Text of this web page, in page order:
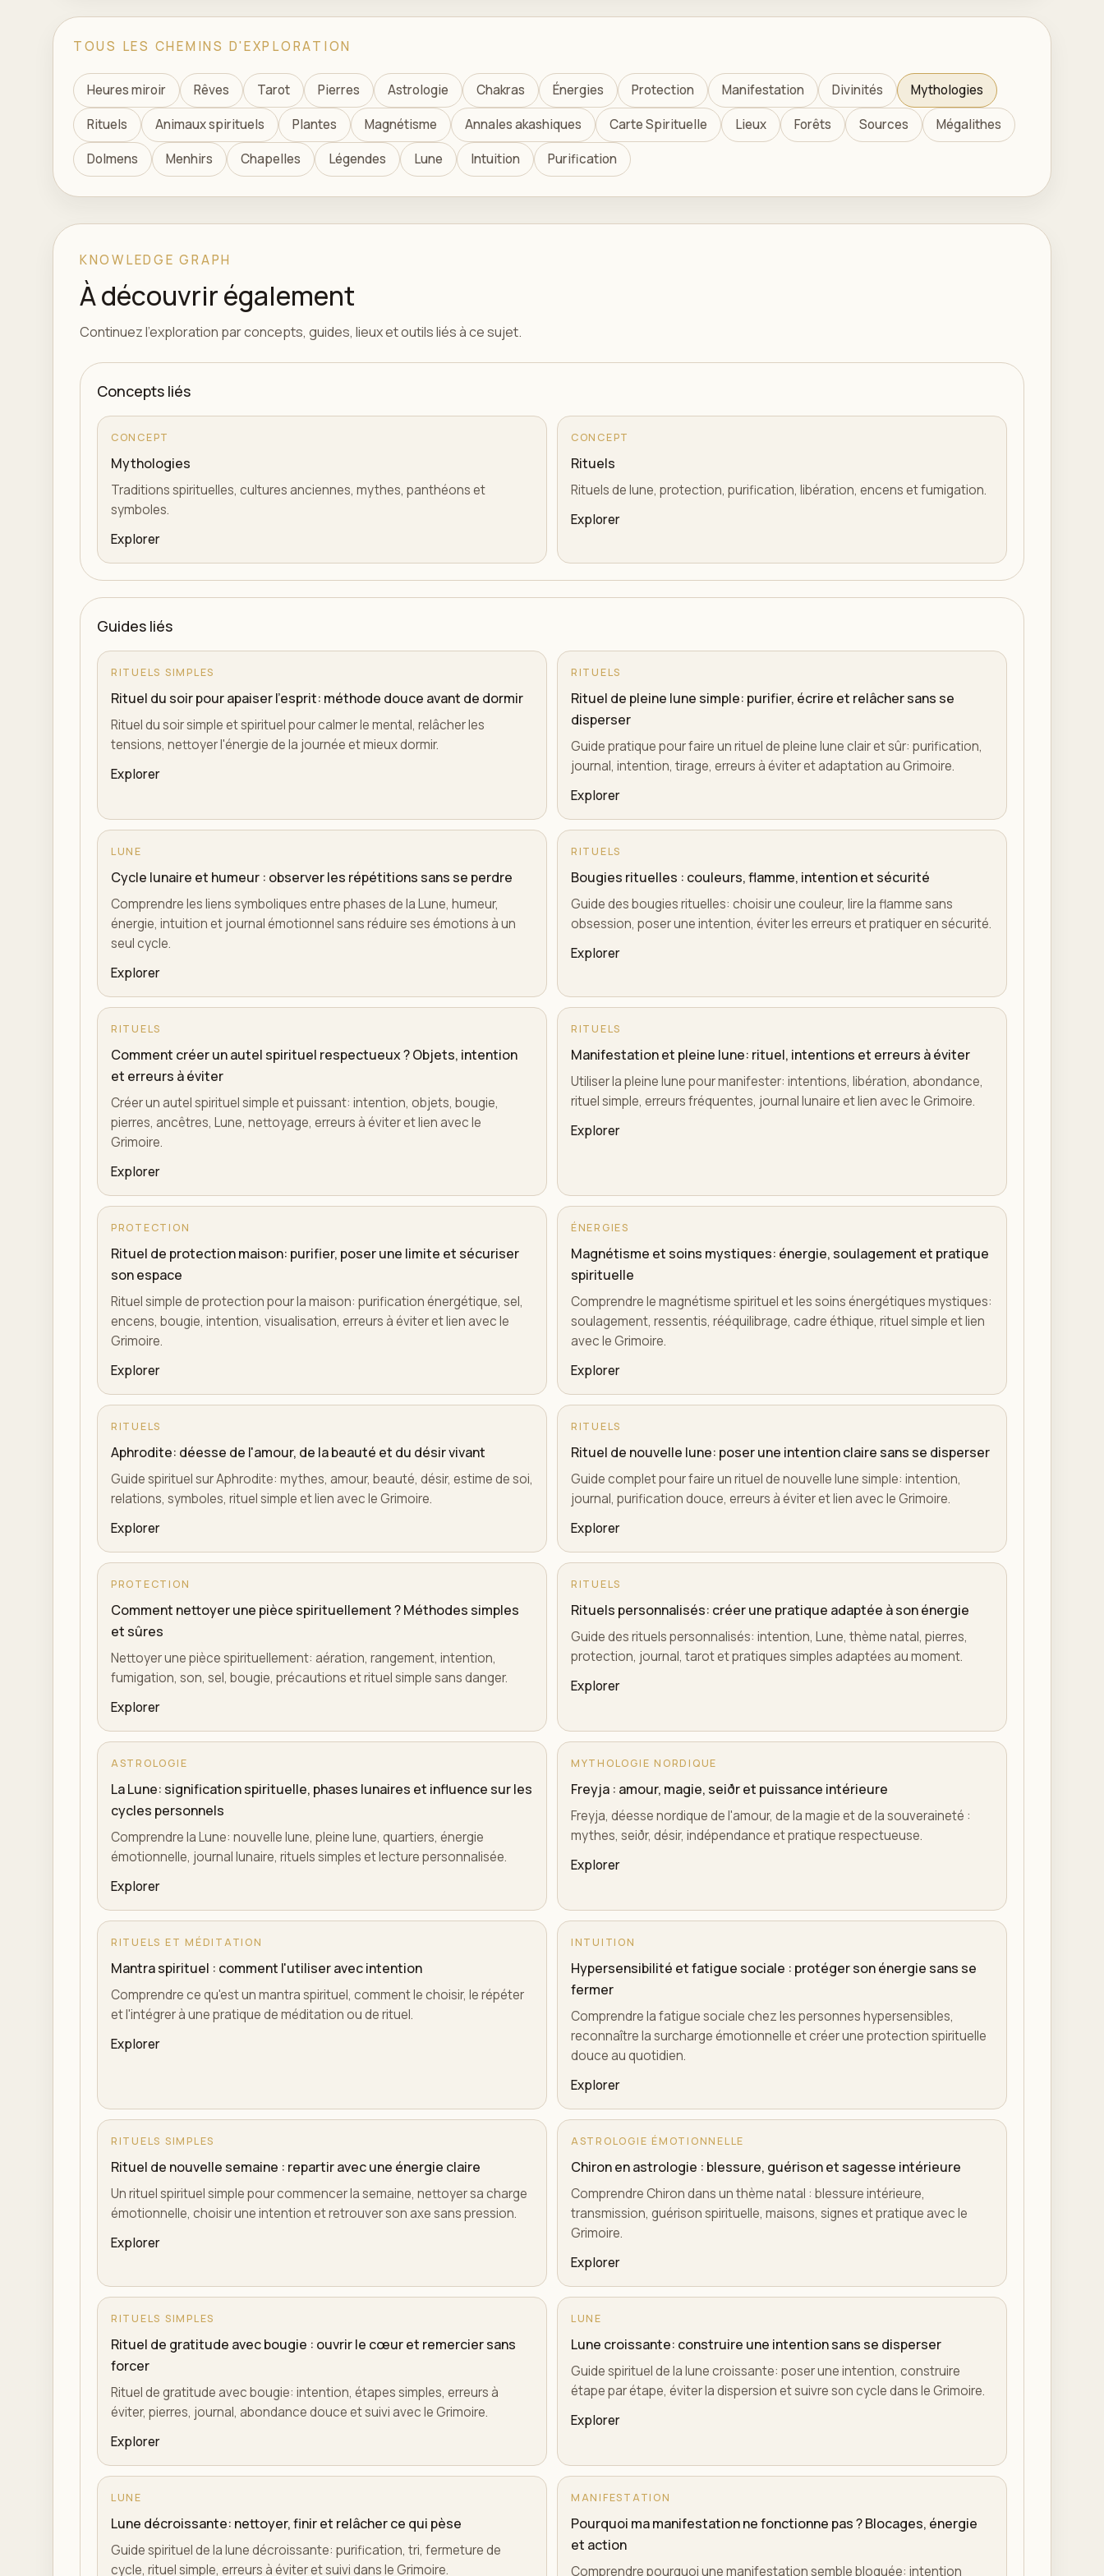
TOUS LES CHEMINS D'EXPLORATION
Heures miroir Rêves Tarot Pierres Astrologie Chakras Énergies Protection Manifestation Divinités
Mythologies
Rituels
Animaux spirituels Plantes Magnétisme Annales akashiques Carte Spirituelle Lieux Forêts Sources
Mégalithes
Dolmens
Menhirs Chapelles Légendes Lune Intuition Purification
KNOWLEDGE GRAPH
À découvrir également
Continuez l'exploration par concepts, guides, lieux et outils liés à ce sujet.
Concepts liés
CONCEPT
Mythologies
Traditions spirituelles, cultures anciennes, mythes, panthéons et
symboles.
Explorer
CONCEPT
Rituels
Rituels de lune, protection, purification, libération, encens et fumigation.
Explorer
Guides liés
RITUELS SIMPLES
Rituel du soir pour apaiser l'esprit: méthode douce avant de dormir
Rituel du soir simple et spirituel pour calmer le mental, relâcher les
tensions, nettoyer l'énergie de la journée et mieux dormir.
Explorer
RITUELS
Rituel de pleine lune simple: purifier, écrire et relâcher sans se
disperser
Guide pratique pour faire un rituel de pleine lune clair et sûr: purification,
journal, intention, tirage, erreurs à éviter et adaptation au Grimoire.
Explorer
LUNE
Cycle lunaire et humeur : observer les répétitions sans se perdre
Comprendre les liens symboliques entre phases de la Lune, humeur,
énergie, intuition et journal émotionnel sans réduire ses émotions à un
seul cycle.
Explorer
RITUELS
Bougies rituelles : couleurs, flamme, intention et sécurité
Guide des bougies rituelles: choisir une couleur, lire la flamme sans
obsession, poser une intention, éviter les erreurs et pratiquer en sécurité.
Explorer
RITUELS
Comment créer un autel spirituel respectueux ? Objets, intention
et erreurs à éviter
Créer un autel spirituel simple et puissant: intention, objets, bougie,
pierres, ancêtres, Lune, nettoyage, erreurs à éviter et lien avec le
Grimoire.
Explorer
RITUELS
Manifestation et pleine lune: rituel, intentions et erreurs à éviter
Utiliser la pleine lune pour manifester: intentions, libération, abondance,
rituel simple, erreurs fréquentes, journal lunaire et lien avec le Grimoire.
Explorer
PROTECTION
Rituel de protection maison: purifier, poser une limite et sécuriser
son espace
Rituel simple de protection pour la maison: purification énergétique, sel,
encens, bougie, intention, visualisation, erreurs à éviter et lien avec le
Grimoire.
Explorer
ÉNERGIES
Magnétisme et soins mystiques: énergie, soulagement et pratique
spirituelle
Comprendre le magnétisme spirituel et les soins énergétiques mystiques:
soulagement, ressentis, rééquilibrage, cadre éthique, rituel simple et lien
avec le Grimoire.
Explorer
RITUELS
Aphrodite: déesse de l'amour, de la beauté et du désir vivant
Guide spirituel sur Aphrodite: mythes, amour, beauté, désir, estime de soi,
relations, symboles, rituel simple et lien avec le Grimoire.
Explorer
RITUELS
Rituel de nouvelle lune: poser une intention claire sans se disperser
Guide complet pour faire un rituel de nouvelle lune simple: intention,
journal, purification douce, erreurs à éviter et lien avec le Grimoire.
Explorer
PROTECTION
Comment nettoyer une pièce spirituellement ? Méthodes simples
et sûres
Nettoyer une pièce spirituellement: aération, rangement, intention,
fumigation, son, sel, bougie, précautions et rituel simple sans danger.
Explorer
RITUELS
Rituels personnalisés: créer une pratique adaptée à son énergie
Guide des rituels personnalisés: intention, Lune, thème natal, pierres,
protection, journal, tarot et pratiques simples adaptées au moment.
Explorer
ASTROLOGIE
La Lune: signification spirituelle, phases lunaires et influence sur les
cycles personnels
Comprendre la Lune: nouvelle lune, pleine lune, quartiers, énergie
émotionnelle, journal lunaire, rituels simples et lecture personnalisée.
Explorer
MYTHOLOGIE NORDIQUE
Freyja : amour, magie, seiðr et puissance intérieure
Freyja, déesse nordique de l'amour, de la magie et de la souveraineté :
mythes, seiðr, désir, indépendance et pratique respectueuse.
Explorer
RITUELS ET MÉDITATION
Mantra spirituel : comment l'utiliser avec intention
Comprendre ce qu'est un mantra spirituel, comment le choisir, le répéter
et l'intégrer à une pratique de méditation ou de rituel.
Explorer
INTUITION
Hypersensibilité et fatigue sociale : protéger son énergie sans se
fermer
Comprendre la fatigue sociale chez les personnes hypersensibles,
reconnaître la surcharge émotionnelle et créer une protection spirituelle
douce au quotidien.
Explorer
RITUELS SIMPLES
Rituel de nouvelle semaine : repartir avec une énergie claire
Un rituel spirituel simple pour commencer la semaine, nettoyer sa charge
émotionnelle, choisir une intention et retrouver son axe sans pression.
Explorer
ASTROLOGIE ÉMOTIONNELLE
Chiron en astrologie : blessure, guérison et sagesse intérieure
Comprendre Chiron dans un thème natal : blessure intérieure,
transmission, guérison spirituelle, maisons, signes et pratique avec le
Grimoire.
Explorer
RITUELS SIMPLES
Rituel de gratitude avec bougie : ouvrir le cœur et remercier sans
forcer
Rituel de gratitude avec bougie: intention, étapes simples, erreurs à
éviter, pierres, journal, abondance douce et suivi avec le Grimoire.
Explorer
LUNE
Lune croissante: construire une intention sans se disperser
Guide spirituel de la lune croissante: poser une intention, construire
étape par étape, éviter la dispersion et suivre son cycle dans le Grimoire.
Explorer
LUNE
Lune décroissante: nettoyer, finir et relâcher ce qui pèse
Guide spirituel de la lune décroissante: purification, tri, fermeture de
cycle, rituel simple, erreurs à éviter et suivi dans le Grimoire.
MANIFESTATION
Pourquoi ma manifestation ne fonctionne pas ? Blocages, énergie
et action
Comprendre pourquoi une manifestation semble bloquée: intention